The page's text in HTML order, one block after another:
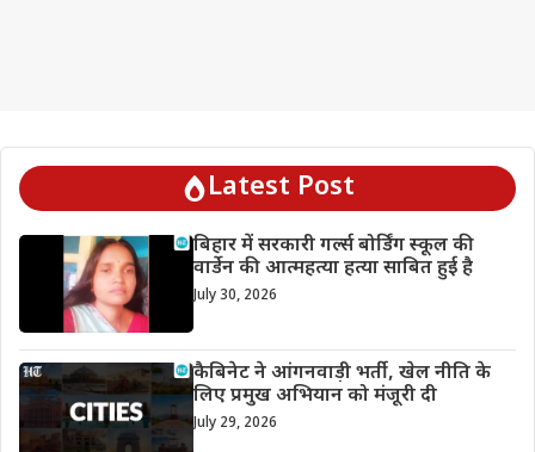
Latest Post
बिहार में सरकारी गर्ल्स बोर्डिंग स्कूल की
वार्डेन की आत्महत्या हत्या साबित हुई है
July 30, 2026
कैबिनेट ने आंगनवाड़ी भर्ती, खेल नीति के
लिए प्रमुख अभियान को मंजूरी दी
July 29, 2026